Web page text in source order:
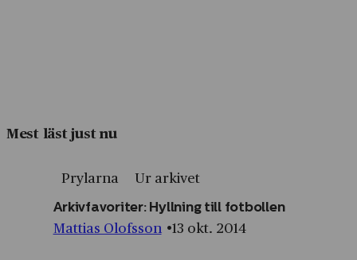
Mest läst just nu
Prylarna Ur arkivet
Arkivfavoriter: Hyllning till fotbollen
Mattias Olofsson 13 okt. 2014